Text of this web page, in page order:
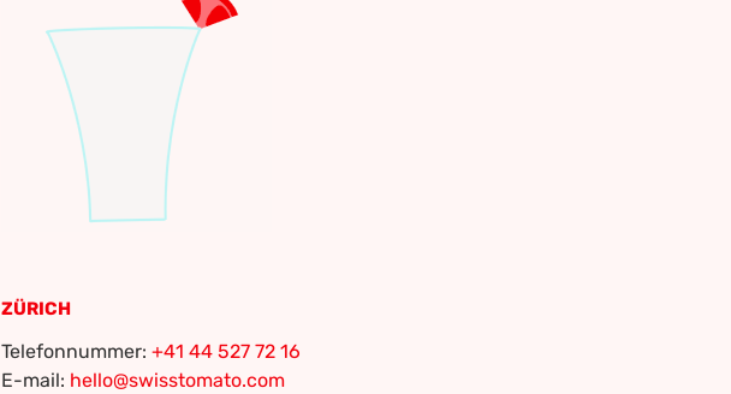
ZÜRICH
Telefonnummer: +41 44 527 72 16
E-mail: hello@swisstomato.com